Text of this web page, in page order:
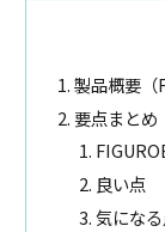
製品概要（
要点まとめ
良い点
気にな